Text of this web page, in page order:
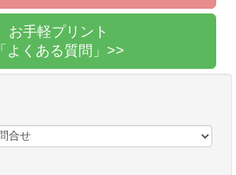
お手軽プリント
「よくある質問」>>